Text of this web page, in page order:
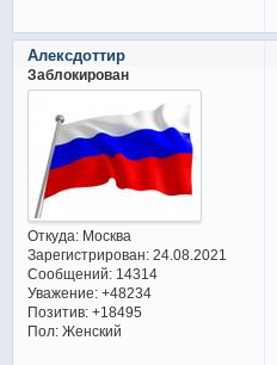
Алексдоттир
Заблокирован
Откуда:Москва
Зарегистрирован: 24.08.2021
Сообщений:14314
Уважение: +48234
Позитив: +18495
Пол:Женский